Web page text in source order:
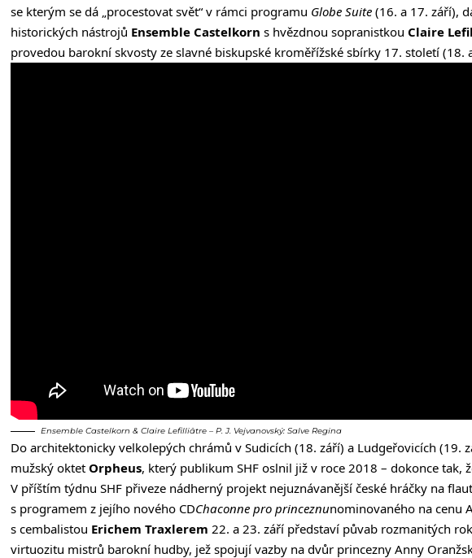
se kterým se dá „procestovat svět“ v rámci programu Globe Suite (16. a 17. září),
historických nástrojů Ensemble Castelkorn s hvězdnou sopranistkou Claire
provedou barokní skvosty ze slavné biskupské kroměřížské sbírky 17. století (18.
Ensemble Castelkorn & Claire Lefilliâtre – P. J. Vejvanovský: Salve Regina
Do architektonicky velkolepých chrámů v Sudicích (18. září) a Ludgeřovicích (19.
mužský oktet Orpheus, který publikum SHF oslnil již v roce 2018 – dokonce tak,
V příštím týdnu SHF přiveze nádherný projekt nejuznávanější české hráčky na
s programem z jejího nového CDChaconne pro princeznunominovaného na cenu
s cembalistou Erichem Traxlerem 22. a 23. září představí půvab rozmanitých
virtuozitu mistrů barokní hudby, jež spojují vazby na dvůr princezny Anny